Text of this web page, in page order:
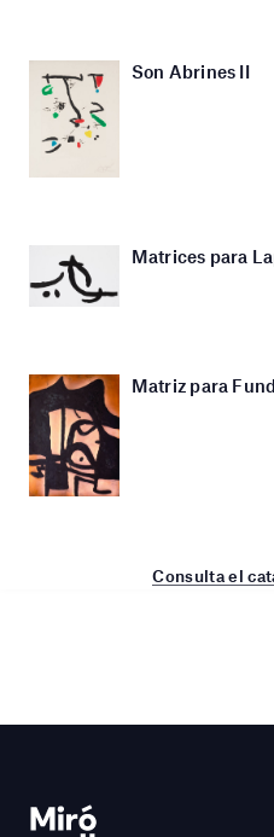
Son Abrines II
Matrices para
Matriz para
Consulta el